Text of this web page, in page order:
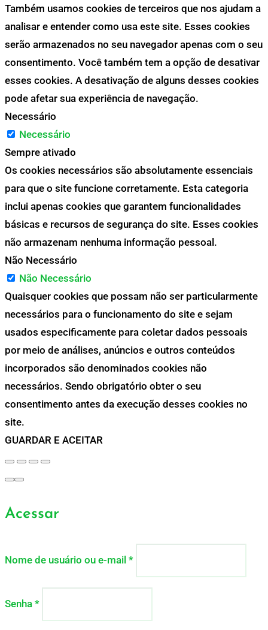
Também usamos cookies de terceiros que nos ajudam a
analisar e entender como usa este site. Esses cookies
serão armazenados no seu navegador apenas com o seu
consentimento. Você também tem a opção de desativar
esses cookies. A desativação de alguns desses cookies
pode afetar sua experiência de navegação.
Necessário
Necessário
Sempre ativado
Os cookies necessários são absolutamente essenciais
para que o site funcione corretamente. Esta categoria
inclui apenas cookies que garantem funcionalidades
básicas e recursos de segurança do site. Esses cookies
não armazenam nenhuma informação pessoal.
Não Necessário
Não Necessário
Quaisquer cookies que possam não ser particularmente
necessários para o funcionamento do site e sejam
usados especificamente para coletar dados pessoais
por meio de análises, anúncios e outros conteúdos
incorporados são denominados cookies não
necessários. Sendo obrigatório obter o seu
consentimento antes da execução desses cookies no
site.
GUARDAR E ACEITAR
Acessar
Nome de usuário ou e-mail *
Senha *